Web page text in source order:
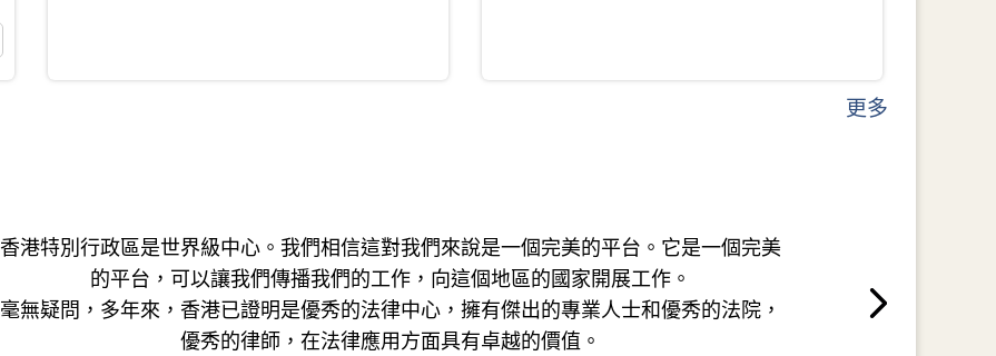
更多
香港特別行政區是世界級中心。我們相信這對我們來說是一個完美的平台。它是一個完美
的平台，可以讓我們傳播我們的工作，向這個地區的國家開展工作。
毫無疑問，多年來，香港已證明是優秀的法律中心，擁有傑出的專業人士和優秀的法院，
優秀的律師，在法律應用方面具有卓越的價值。